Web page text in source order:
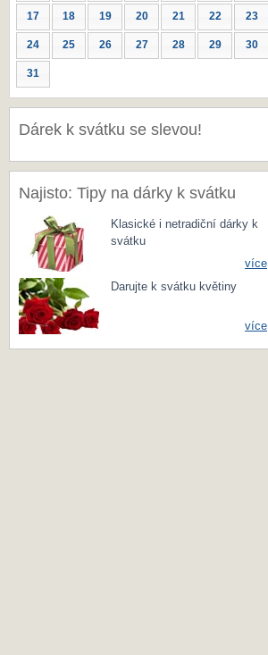
17 18 19 20 21 22 23
24 25 26 27 28 29 30
31
Dárek k svátku se slevou!
Najisto: Tipy na dárky k svátku
Klasické i netradiční dárky k
svátku
více
Darujte k svátku květiny
více